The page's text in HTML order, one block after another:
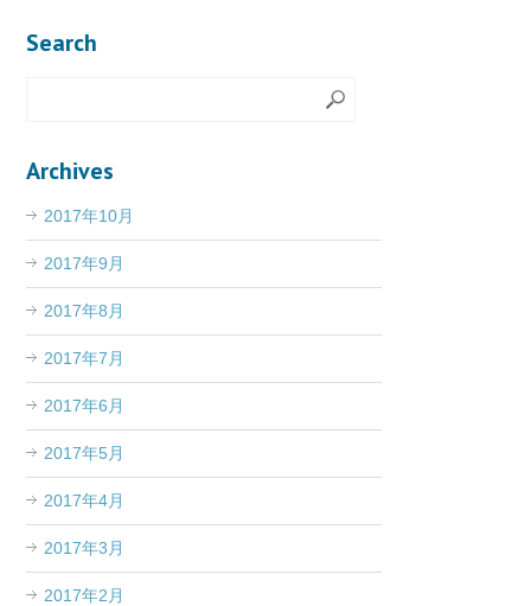
Search
Archives
2017年10月
2017年9月
2017年8月
2017年7月
2017年6月
2017年5月
2017年4月
2017年3月
2017年2月